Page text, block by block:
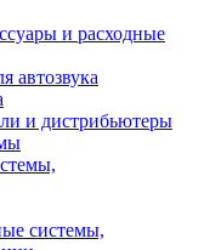
и расходные
автозвука
и дистрибьютеры
системы,